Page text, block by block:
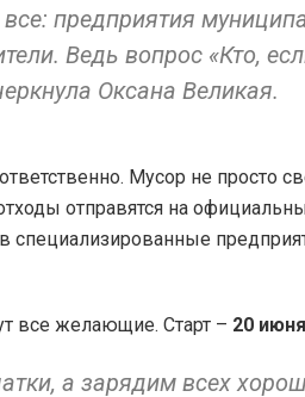
предприятия
Ведь вопрос «Кто,
Оксана Великая.
Мусор не просто
отправятся на
все желающие. Старт – 20
а зарядим всех